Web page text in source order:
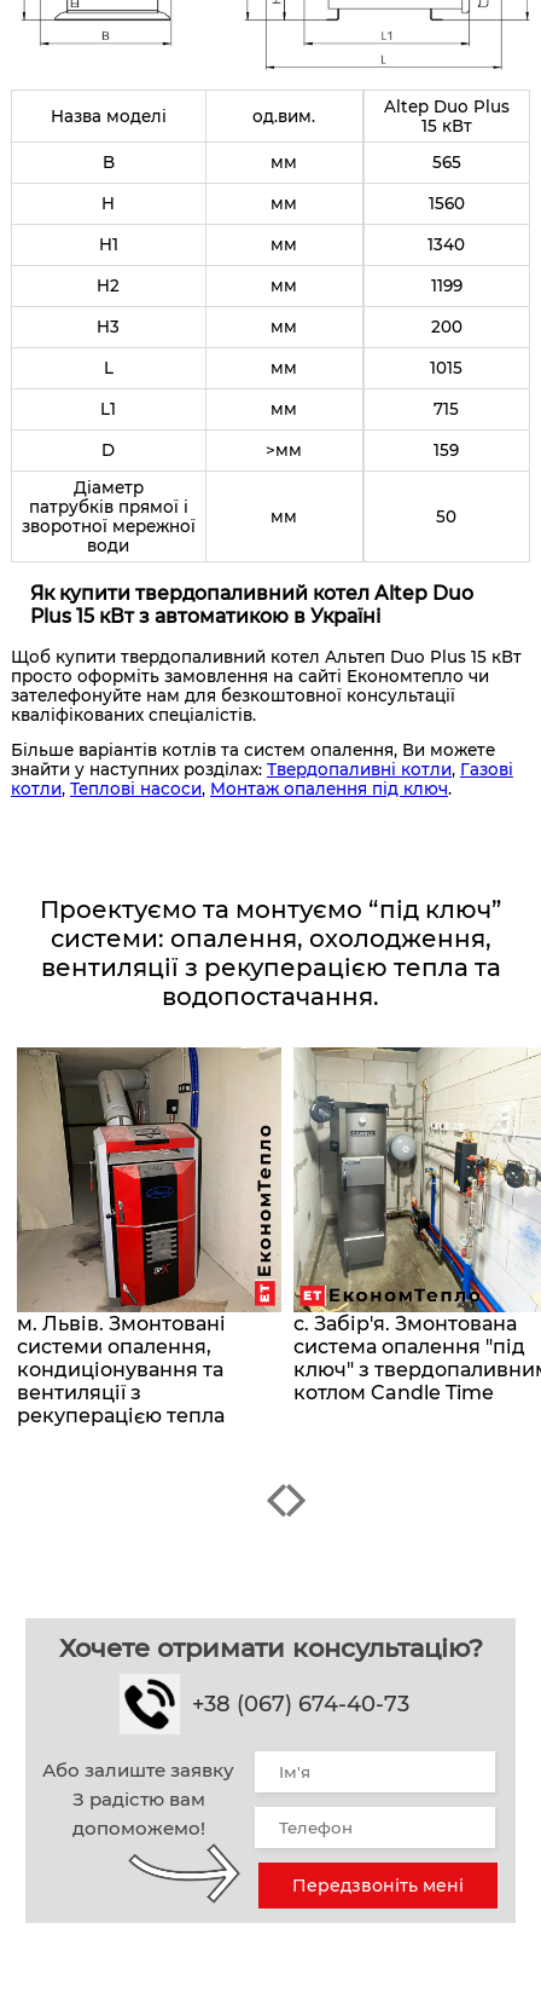
Назва моделі од.вим.
Altep Duo Plus
15 кВт
B
мм 565
H мм 1560
H1 мм 1340
H2 мм 1199
H3 мм 200
L мм 1015
L1 мм 715
D >мм
159
Діаметр
патрубків прямої і
зворотної мережної
води
мм 50
Як купити твердопаливний котел Altep Duo
Plus 15 кВт з автоматикою в Україні
Щоб купити твердопаливний котел Альтеп Duo Plus 15 кВт
просто оформіть замовлення на сайті Економтепло чи
зателефонуйте нам для безкоштовної консультації
кваліфікованих спеціалістів.
Більше варіантів котлів та систем опалення, Ви можете
знайти у наступних розділах: Твердопаливні котли, Газові
котли, Теплові насоси, Монтаж опалення під ключ.
Проектуємо та монтуємо “під ключ”
системи: опалення, охолодження,
вентиляції з рекуперацією тепла та
водопостачання.
м. Львів. Змонтовані
системи опалення,
кондиціонування та
вентиляції з
рекуперацією тепла
с. Забір'я. Змонтована
система опалення "під
ключ" з
котлом Candle Time
Хочете отримати консультацію?
+38 (067) 674-40-73
Або залиште заявку
З радістю вам
допоможемо!
Передзвоніть мені